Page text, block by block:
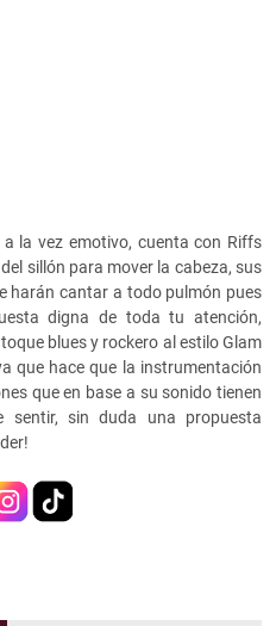
la vez emotivo, cuenta con Riffs
sillón para mover la cabeza, sus
harán cantar a todo pulmón pues
digna de toda tu atención,
blues y rockero al estilo Glam
que hace que la instrumentación
que en base a su sonido tienen
sentir, sin duda una propuesta